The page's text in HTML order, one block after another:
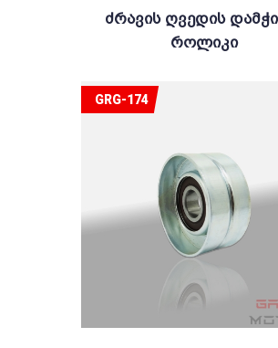
Ძრავის Ღვედის
Როლიკი
GRG-174